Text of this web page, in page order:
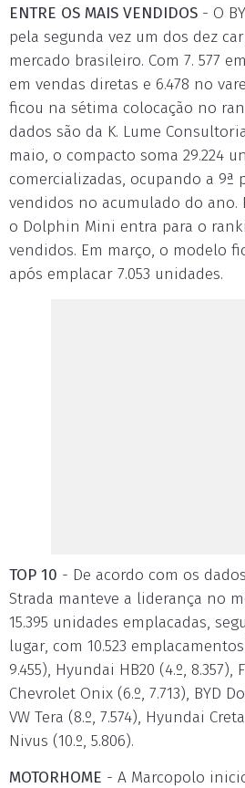
ENTRE OS MAIS VENDIDOS - O
pela segunda vez um dos dez
mercado brasileiro. Com 7. 577
em vendas diretas e 6.478 no
ficou na sétima colocação no
dados são da K. Lume
maio, o compacto soma 29.224
comercializadas, ocupando a 9ª
vendidos no acumulado do ano.
o Dolphin Mini entra para o
vendidos. Em março, o modelo
após emplacar 7.053 unidades.
TOP 10 - De acordo com os
Strada manteve a liderança no
15.395 unidades emplacadas,
lugar, com 10.523
9.455), Hyundai HB20 (4.º, 8.357),
Chevrolet Onix (6.º, 7.713), BYD
VW Tera (8.º, 7.574), Hyundai
Nivus (10.º, 5.806).
MOTORHOME - A Marcopolo